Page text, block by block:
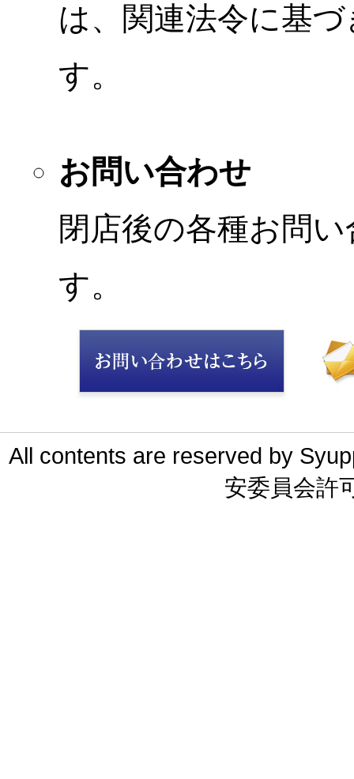
は、関連法令に基
す。
お問い合わせ
閉店後の各種お問
す。
All contents are reserved by
安委員会許